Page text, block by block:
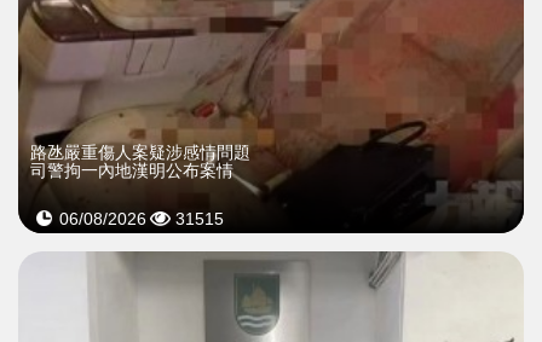
​路氹嚴重傷人案疑涉感情問題
司警拘一內地漢明公布案情
06/08/2026 31515